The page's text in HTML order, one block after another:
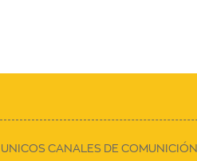
UNICOS CANALES DE COMUNICIÓN